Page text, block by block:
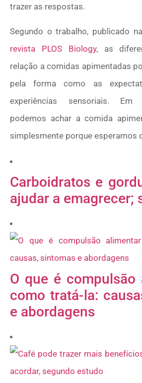
trazer as respostas.
Segundo o trabalho, publicado
revista PLOS Biology, as
relação a comidas apimentadas
pela forma como as
experiências sensoriais. Em
podemos achar a comida
simplesmente porque esperamos
Carboidratos e
ajudar a emagrecer;
O que é compulsão
como tratá-la:
e abordagens